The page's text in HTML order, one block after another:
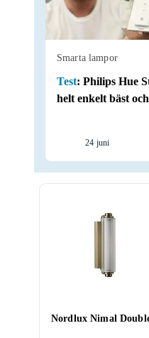
Smarta lampor
Test: Philips Hue
helt enkelt bäst
24 juni
Nordlux Nimal